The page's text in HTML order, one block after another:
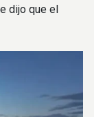
dijo que el